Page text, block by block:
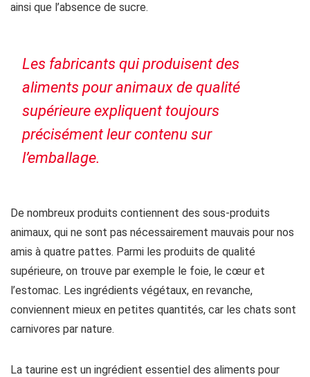
ainsi que l’absence de sucre.
Les fabricants qui produisent des
aliments pour animaux de qualité
supérieure expliquent toujours
précisément leur contenu sur
l’emballage.
De nombreux produits contiennent des sous-produits
animaux, qui ne sont pas nécessairement mauvais pour nos
amis à quatre pattes. Parmi les produits de qualité
supérieure, on trouve par exemple le foie, le cœur et
l’estomac. Les ingrédients végétaux, en revanche,
conviennent mieux en petites quantités, car les chats sont
carnivores par nature.
La taurine est un ingrédient essentiel des aliments pour